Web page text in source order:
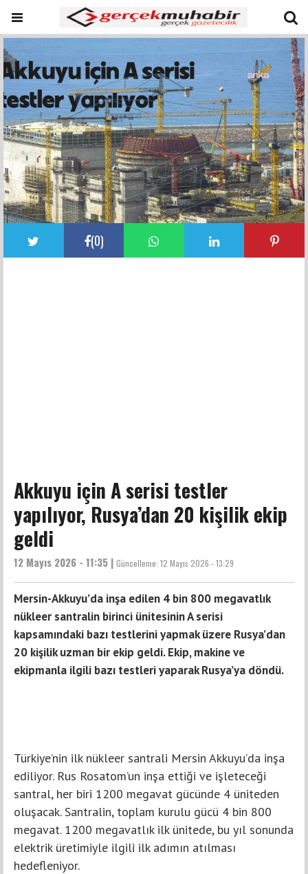
(0)
Akkuyu için A serisi testler
yapılıyor, Rusya’dan 20 kişilik ekip
geldi
12 Mayıs 2026 - 11:35 | Güncelleme: 12 Mayıs 2026 - 13:29
Mersin-Akkuyu’da inşa edilen 4 bin 800 megavatlık
nükleer santralin birinci ünitesinin A serisi
kapsamındaki bazı testlerini yapmak üzere Rusya’dan
20 kişilik uzman bir ekip geldi. Ekip, makine ve
ekipmanla ilgili bazı testleri yaparak Rusya’ya döndü.
Türkiye’nin ilk nükleer santrali Mersin Akkuyu’da inşa
ediliyor. Rus Rosatom’un inşa ettiği ve işleteceği
santral, her biri 1200 megavat gücünde 4 üniteden
oluşacak. Santralin, toplam kurulu gücü 4 bin 800
megavat. 1200 megavatlık ilk ünitede, bu yıl sonunda
elektrik üretimiyle ilgili ilk adımın atılması
hedefleniyor.